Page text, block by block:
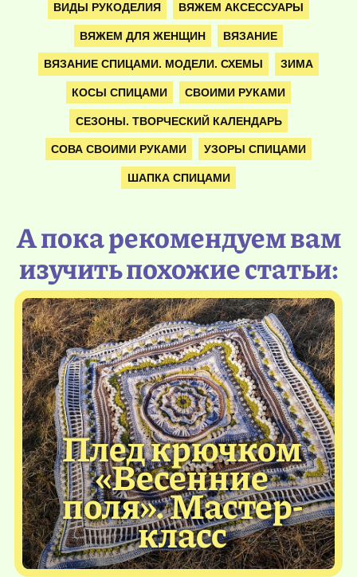
ВИДЫ РУКОДЕЛИЯ ВЯЖЕМ АКСЕССУАРЫ
ВЯЖЕМ ДЛЯ ЖЕНЩИН ВЯЗАНИЕ
ВЯЗАНИЕ СПИЦАМИ. МОДЕЛИ. СХЕМЫ ЗИМА
КОСЫ СПИЦАМИ СВОИМИ РУКАМИ
СЕЗОНЫ. ТВОРЧЕСКИЙ КАЛЕНДАРЬ
СОВА СВОИМИ РУКАМИ УЗОРЫ СПИЦАМИ
ШАПКА СПИЦАМИ
А пока рекомендуем вам
изучить похожие статьи:
Плед крючком
«Весенние
поля». Мастер-
класс